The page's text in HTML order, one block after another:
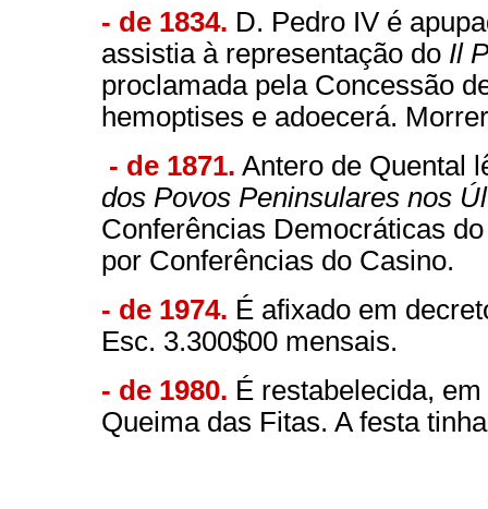
- de 1834. D. Pedro IV é
assistia à representação do Il
proclamada pela Concessão
hemoptises e adoecerá.
- de 1871. Antero de Quental
dos Povos Peninsulares nos
Conferências Democráticas
por Conferências do Casino.
- de 1974. É afixado em
Esc. 3.300$00 mensais.
- de 1980. É restabelecida,
Queima das Fitas. A festa